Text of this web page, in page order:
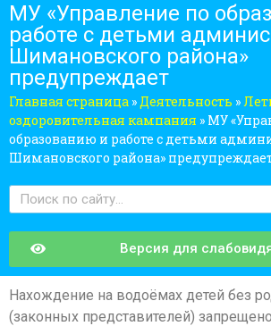
МУ «Управление по
работе с детьми
Шимановского района»
предупреждает
Главная страница »Деятельность »
оздоровительная кампания » МУ
образованию и работе с детьми
Шимановского района»
Версия для
Нахождение на водоёмах детей без
(законных представителей)